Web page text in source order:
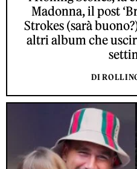
Madonna, il post
Strokes (sarà
altri album che
DI